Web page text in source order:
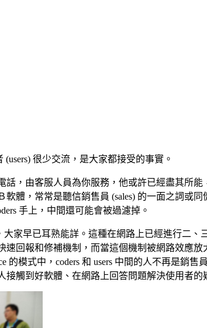
很少交流，是大家都接受的事實。
話，由客服人員為你服務，他或許已經盡其所
體，常常是聽信銷售員 (sales) 的一面之詞或
手上，中間還可能會被過濾掉。
大家早已耳熟能詳。這種在網路上已經進行二
回報和修補機制，而當這個機制被網路效應放
的模式中，coders 和 users 中間的人不再是銷
觸到好軟體、在網路上回答問題解決使用者的